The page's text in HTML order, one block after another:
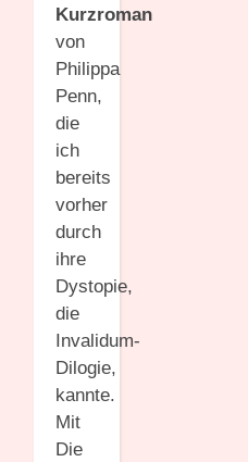
Kurzroman
von
Philippa
Penn,
die
ich
bereits
vorher
durch
ihre
Dystopie,
die
Invalidum-
Dilogie,
kannte.
Mit
Die